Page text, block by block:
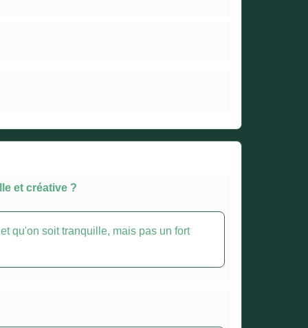
et créative ?
qu'on soit tranquille, mais pas un fort